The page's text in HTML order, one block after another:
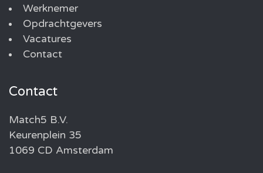
Werknemer
Opdrachtgevers
Vacatures
Contact
Contact
Match5 B.V.
Keurenplein 35
1069 CD Amsterdam